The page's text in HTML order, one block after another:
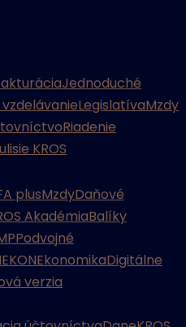
Jednoduché
LegislatívaMzdy
Riadenie
KROS
plusMzdyDaňové
AkadémiaBalíky
Podvojné
EkonomikaDigitálne
verzia